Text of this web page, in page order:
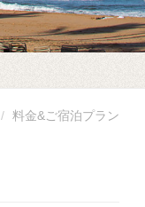
料金&ご宿泊プラン